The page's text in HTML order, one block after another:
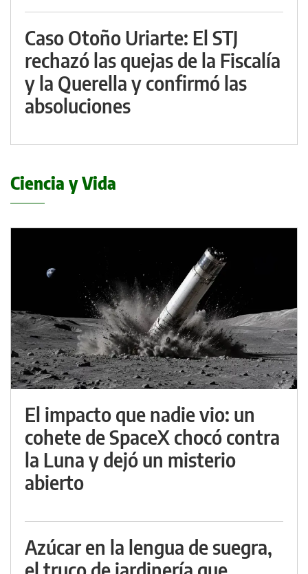
Caso Otoño Uriarte: El STJ
rechazó las quejas de la Fiscalía
y la Querella y confirmó las
absoluciones
Ciencia y Vida
El impacto que nadie vio: un
cohete de SpaceX chocó contra
la Luna y dejó un misterio
abierto
Azúcar en la lengua de suegra,